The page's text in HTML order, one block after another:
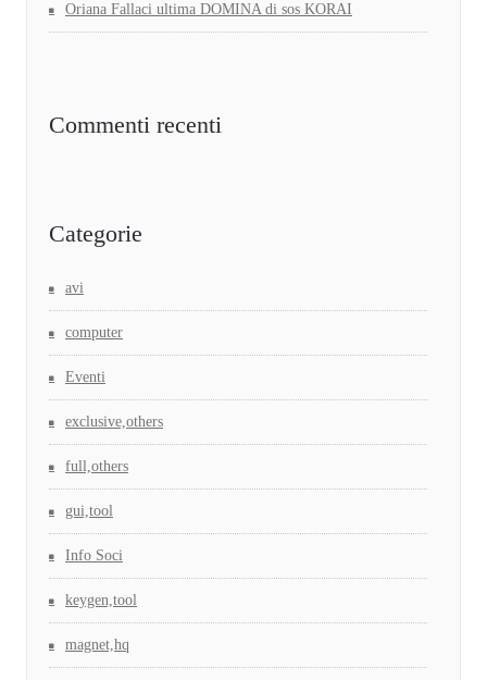
Oriana Fallaci ultima DOMINA di sos KORAI
Commenti recenti
Categorie
avi
computer
Eventi
exclusive,others
full,others
gui,tool
Info Soci
keygen,tool
magnet,hq